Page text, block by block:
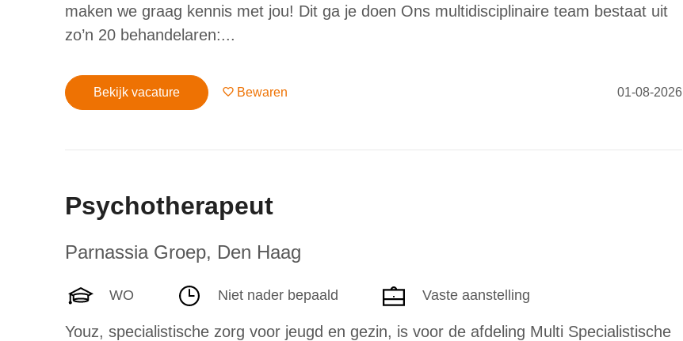
maken we graag kennis met jou! Dit ga je doen Ons multidisciplinaire team bestaat uit
zo’n 20 behandelaren:...
Bekijk vacature Bewaren 01-08-2026
Psychotherapeut
Parnassia Groep, Den Haag
WO Niet nader bepaald Vaste aanstelling
Youz, specialistische zorg voor jeugd en gezin, is voor de afdeling Multi Specialistische